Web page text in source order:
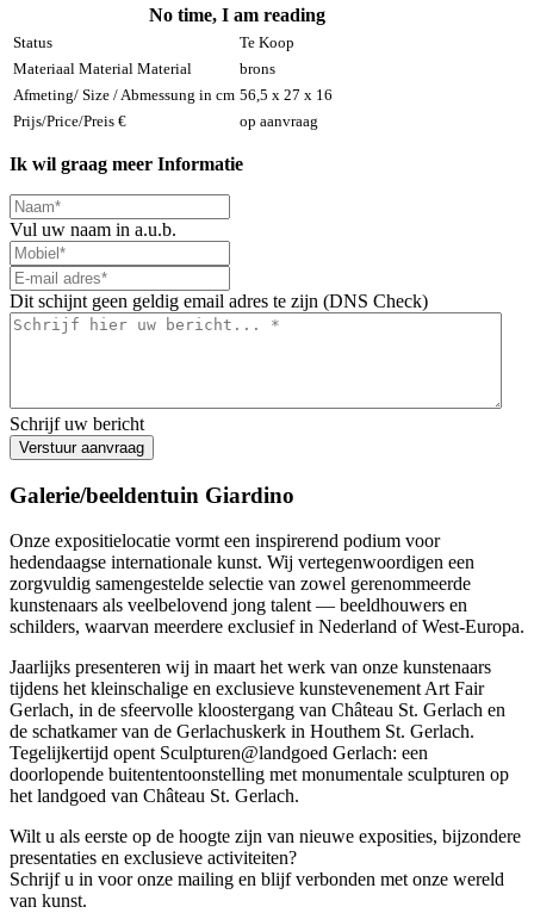
No time, I am reading
Status
Te Koop
Materiaal Material Material
brons
Afmeting/ Size / Abmessung in cm 56,5 x 27 x 16
Prijs/Price/Preis €
op aanvraag
Ik wil graag meer Informatie
Vul uw naam in a.u.b.
Dit schijnt geen geldig email adres te zijn (DNS Check)
Schrijf uw bericht
Verstuur aanvraag
Galerie/beeldentuin Giardino
Onze expositielocatie vormt een inspirerend podium voor
hedendaagse internationale kunst. Wij vertegenwoordigen een
zorgvuldig samengestelde selectie van zowel gerenommeerde
kunstenaars als veelbelovend jong talent — beeldhouwers en
schilders, waarvan meerdere exclusief in Nederland of West-Europa.
Jaarlijks presenteren wij in maart het werk van onze kunstenaars
tijdens het kleinschalige en exclusieve kunstevenement Art Fair
Gerlach, in de sfeervolle kloostergang van Château St. Gerlach en
de schatkamer van de Gerlachuskerk in Houthem St. Gerlach.
Tegelijkertijd opent Sculpturen@landgoed Gerlach: een
doorlopende buitententoonstelling met monumentale sculpturen op
het landgoed van Château St. Gerlach.
Wilt u als eerste op de hoogte zijn van nieuwe exposities, bijzondere
presentaties en exclusieve activiteiten?
Schrijf u in voor onze mailing en blijf verbonden met onze wereld
van kunst.